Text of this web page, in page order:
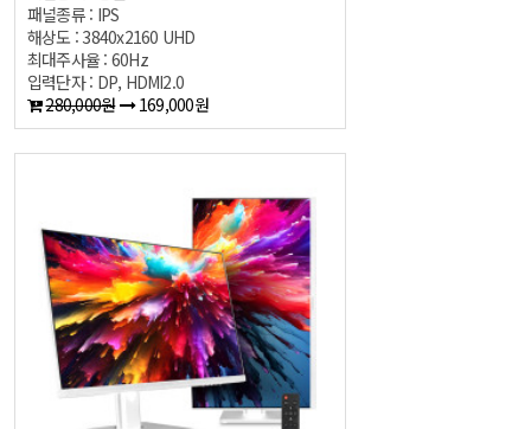
패널종류 : IPS
해상도 : 3840x2160 UHD
최대주사율 : 60Hz
입력단자 : DP, HDMI2.0
280,000원
169,000원